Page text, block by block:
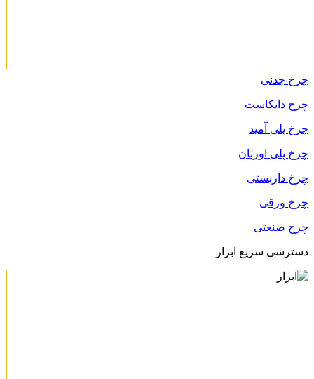
چرخ چدنی
چرخ دایکاست
چرخ پلی آمید
چرخ پلی اورتان
چرخ داربستی
چرخ ورقی
چرخ صنعتی
دسترسی سریع ابزار